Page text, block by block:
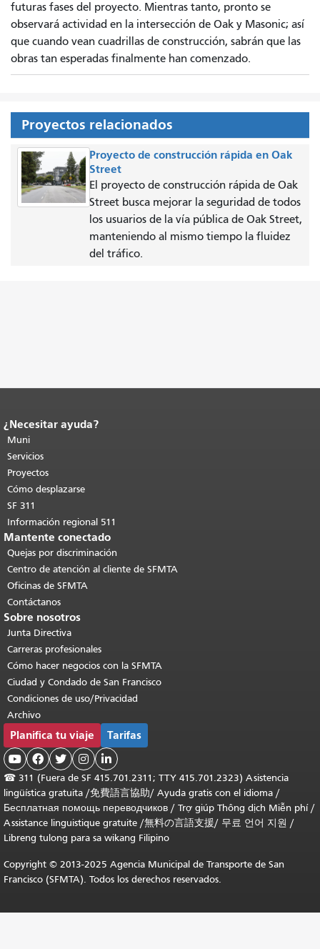
futuras fases del proyecto. Mientras tanto, pronto se
observará actividad en la intersección de Oak y Masonic; así
que cuando vean cuadrillas de construcción, sabrán que las
obras tan esperadas finalmente han comenzado.
Proyectos relacionados
Proyecto de construcción rápida en Oak
Street
El proyecto de construcción rápida de Oak
Street busca mejorar la seguridad de todos
los usuarios de la vía pública de Oak Street,
manteniendo al mismo tiempo la fluidez
del tráfico.
Fin del contenido de la página.
de esta página se repite en todas las
páginas.Volver al principio del
contenido principal
¿Necesitar ayuda?
Muni
Servicios
Proyectos
Cómo desplazarse
SF 311
Información regional 511
Mantente conectado
Quejas por discriminación
Centro de atención al cliente de SFMTA
Oficinas de SFMTA
Contáctanos
Sobre nosotros
Junta Directiva
Carreras profesionales
Cómo hacer negocios con la SFMTA
Ciudad y Condado de San Francisco
Condiciones de uso/Privacidad
Archivo
Planifica tu viaje Tarifas
    
☎ 311 (Fuera de SF 415.701.2311; TTY 415.701.2323) Asistencia
lingüística gratuita /免費語言協助/ Ayuda gratis con el idioma /
Бесплатная помощь переводчиков / Trợ giúp Thông dịch Miễn phí/
Assistance linguistique gratuite /無料の言語支援/ 무료 언어 지원 /
Libreng tulong para sa wikang Filipino
Copyright © 2013-2025 Agencia Municipal de Transporte de San
Francisco (SFMTA). Todos los derechos reservados.